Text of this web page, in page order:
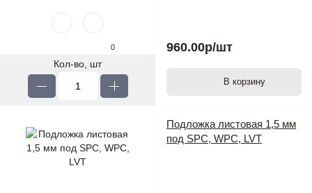
0
Кол-во, шт
960.00р/шт
В корзину
Подложка листовая 1,5 мм
под SPC, WPC, LVT